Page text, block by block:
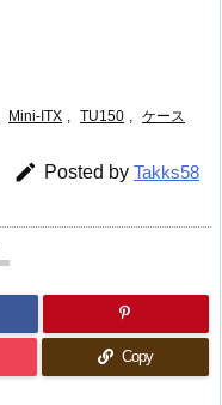
Mini-ITX , TU150 , ケース
 Posted by Takks58
Copy